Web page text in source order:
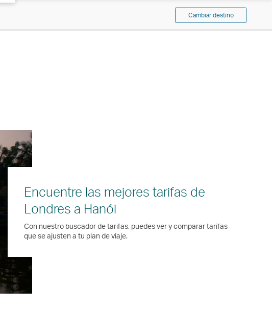
Cambiar destino
Encuentre las mejores tarifas de
Londres a Hanói
Con nuestro buscador de tarifas, puedes ver y comparar tarifas
que se ajusten a tu plan de viaje.